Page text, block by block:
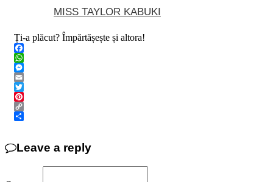
MISS TAYLOR KABUKI
Ți-a plăcut? Împărtășește și altora!
Facebook
WhatsApp
Messenger
Email
Twitter
Pinterest
Copy
Leave a reply